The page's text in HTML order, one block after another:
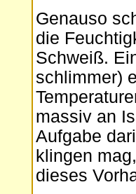
Genauso
die
Schweiß.
schlimmer)
massiv an
Aufgabe
klingen
dieses